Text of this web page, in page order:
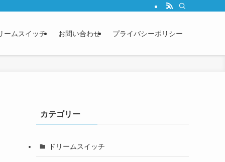
ームスイッチ お問い合わせ プライバシーポリシー
カテゴリー
ドリームスイッチ